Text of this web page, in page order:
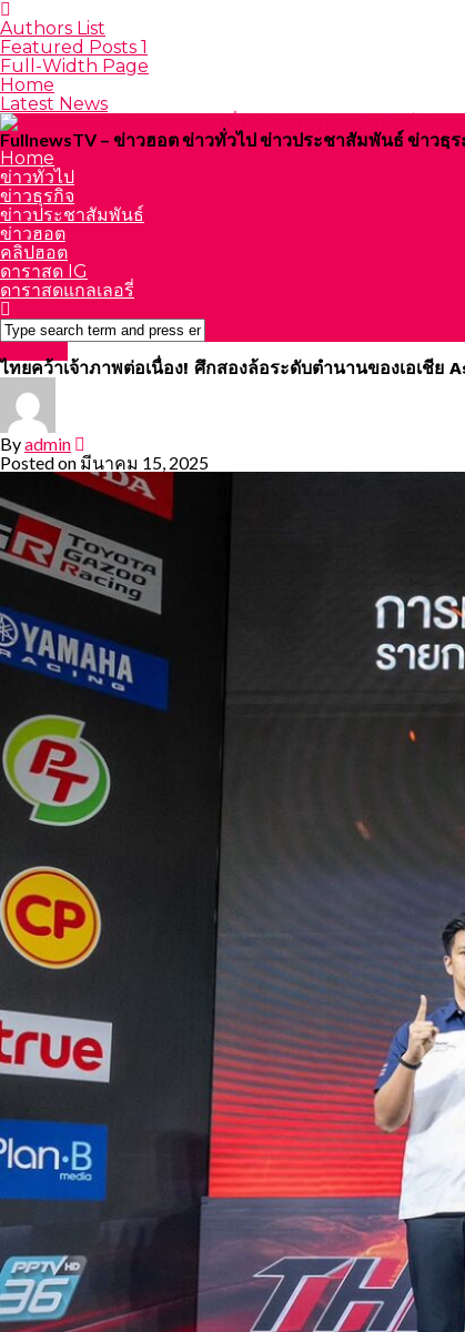
Authors List
Featured Posts 1
Full-Width Page
Home
Latest News
FullnewsTV – ข่าวฮอต ข่าวทั่วไป ข่าวประชาสัมพันธ์ ข่าวธุ
Home
ข่าวทั่วไป
ข่าวธุรกิจ
ข่าวประชาสัมพันธ์
ข่าวฮอต
คลิปฮอต
ดาราสด IG
ดาราสดแกลเลอรี่
ไทยคว้าเจ้าภาพต่อเนื่อง! ศึกสองล้อระดับตำนานของเอเชี
Byadmin
Posted on มีนาคม 15, 2025